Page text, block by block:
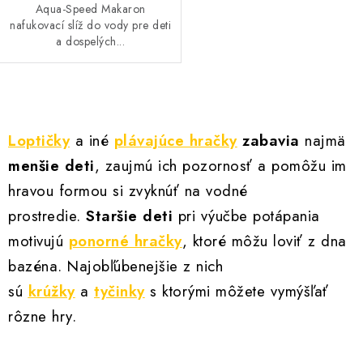
Aqua-Speed Makaron
nafukovací slíž do vody pre deti
a dospelých...
v
l
á
d
a
c
i
e
p
r
Loptičky a iné plávajúce hračky zabavia najmä
menšie deti, zaujmú ich pozornosť a pomôžu im
hravou formou si zvyknúť na vodné
prostredie. Staršie deti pri výučbe potápania
motivujú ponorné hračky, ktoré môžu loviť z dna
bazéna. Najobľúbenejšie z nich
sú krúžky a tyčinkys ktorými môžete vymýšľať
rôzne hry.